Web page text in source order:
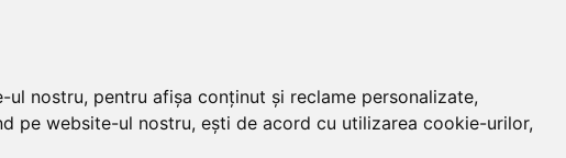
nostru, pentru afișa conținut și reclame personalizate,
pe website-ul nostru, ești de acord cu utilizarea cookie-urilor,